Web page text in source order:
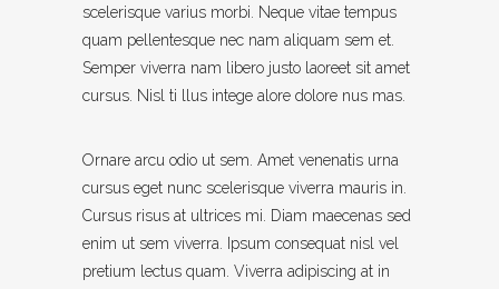
scelerisque varius morbi. Neque vitae tempus
quam pellentesque nec nam aliquam sem et.
Semper viverra nam libero justo laoreet sit amet
cursus. Nisl ti llus intege alore dolore nus mas.
Ornare arcu odio ut sem. Amet venenatis urna
cursus eget nunc scelerisque viverra mauris in.
Cursus risus at ultrices mi. Diam maecenas sed
enim ut sem viverra. Ipsum consequat nisl vel
pretium lectus quam. Viverra adipiscing at in